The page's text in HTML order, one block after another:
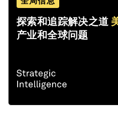
探索和追踪解决之道
产业和全球问题